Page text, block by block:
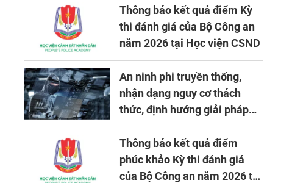
Thông báo kết quả điểm Kỳ
thi đánh giá của Bộ Công an
năm 2026 tại Học viện CSND
An ninh phi truyền thống,
nhận dạng nguy cơ thách
thức, định hướng giải pháp
đảm bảo an ninh quốc gia
trong tình hình hiện nay
Thông báo kết quả điểm
phúc khảo Kỳ thi đánh giá
của Bộ Công an năm 2026 tại